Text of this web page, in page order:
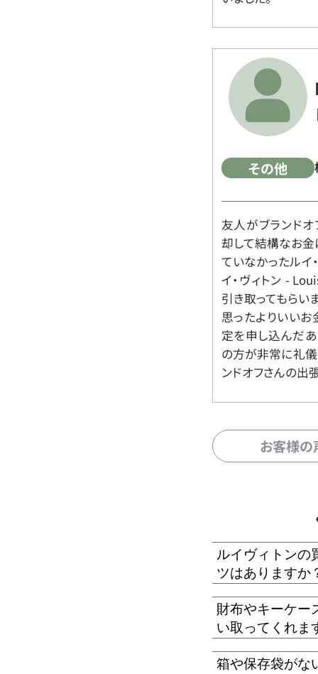
その他
友人がブランド
却して結構なお金
ていなかったルイ
イ・ヴィトン -
引き取ってもらい
思ったよりいいお
定を申し込んだ
の方が非常に礼儀
ンドオフさんの出
お客様
ルイヴィトンの
ツはありますか
財布やキーケー
い取ってくれま
箱や保存袋がな